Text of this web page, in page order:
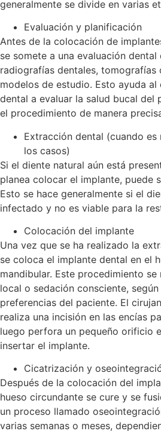
generalmente se divide en varias
Evaluación y planificación
Antes de la colocación de
se somete a una evaluación
radiografías dentales, tomografías
modelos de estudio. Esto ayuda
dental a evaluar la salud bucal del
el procedimiento de manera
Extracción dental (cuando
los casos)
Si el diente natural aún está
planea colocar el implante, puede
Esto se hace generalmente si el
infectado y no es viable para la
Colocación del implante
Una vez que se ha realizado la
se coloca el implante dental en el
mandibular. Este procedimiento se
local o sedación consciente,
preferencias del paciente. El
realiza una incisión en las encías
luego perfora un pequeño orificio
insertar el implante.
Cicatrización y
Después de la colocación del
hueso circundante se cure y se
un proceso llamado
varias semanas o meses,